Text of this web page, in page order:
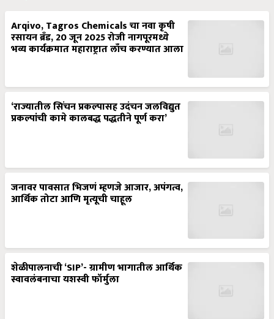
Arqivo, Tagros Chemicals चा नवा कृषी
रसायन ब्रँड, 20 जून 2025 रोजी नागपूरमध्ये
भव्य कार्यक्रमात महाराष्ट्रात लाँच करण्यात आला
‘राज्यातील सिंचन प्रकल्पासह उदंचन जलविद्युत
प्रकल्पांची कामे कालबद्ध पद्धतीने पूर्ण करा’
जनावर पावसात भिजणं म्हणजे आजार, अपंगत्व,
आर्थिक तोटा आणि मृत्यूची चाहूल
शेळीपालनाची ‘SIP’- ग्रामीण भागातील आर्थिक
स्वावलंबनाचा यशस्वी फॉर्मुला